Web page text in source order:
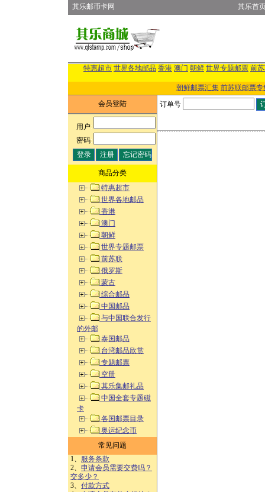
其乐邮币卡网 其乐首
特惠超市 世界各地邮品 香港 澳门 朝鲜 世界专题邮票 前
朝鲜邮票汇集 前苏联邮票专
会员登陆
用户:
密码:
商品分类
特惠超市
世界各地邮品
香港
澳门
朝鲜
世界专题邮票
前苏联
俄罗斯
蒙古
综合邮品
中国邮品
与中国联合发行
的外邮
泰国邮品
台湾邮品欣赏
专题邮票
空册
其乐集邮礼品
中国全套专题磁
卡
各国邮票目录
奥运纪念币
常见问题
1、 服务条款
2、 申请会员需要交费吗？
交多少？
3、 付款方式
订单号